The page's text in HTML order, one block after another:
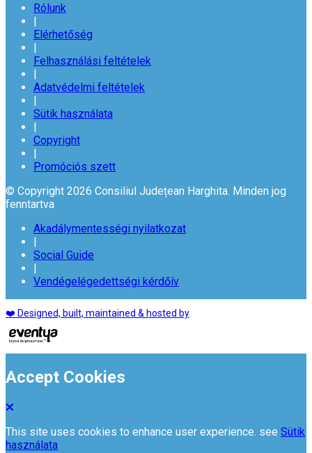
Rólunk
|
Elérhetőség
|
Felhasználási feltételek
|
Adatvédelmi feltételek
|
Sütik használata
|
Copyright
|
Promóciós szett
© Copyright 2026 Consiliul Județean Harghita. Minden jog
fenntartva
Akadálymentességi nyilatkozat
|
Social Guide
|
Vendégelégedettségi kérdőív
❤️ Designed, built, maintained & hosted by
Accept Cookies
This site uses cookies to enhance user experience. see Sütik
használata